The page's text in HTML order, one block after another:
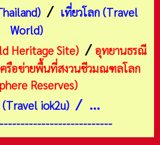
/ เที่ยวโลก (Travel
World)
Heritage Site) /อุทยานธรณี
ครือข่ายพื้นที่สงวนชีวมณฑลโลก
Reserves)
(Travel iok2u) / ...